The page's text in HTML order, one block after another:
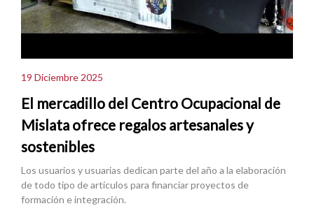
19 Diciembre 2025
El mercadillo del Centro Ocupacional de
Mislata ofrece regalos artesanales y
sostenibles
Los usuarios y usuarias dedican parte del año a la elaboración
de todo tipo de artículos para financiar proyectos de
formación e integración.